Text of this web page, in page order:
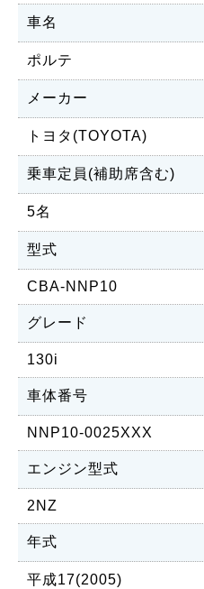
車名
ポルテ
メーカー
トヨタ(TOYOTA)
乗車定員(補助席含む)
5名
型式
CBA-NNP10
グレード
130i
車体番号
NNP10-0025XXX
エンジン型式
2NZ
年式
平成17(2005)